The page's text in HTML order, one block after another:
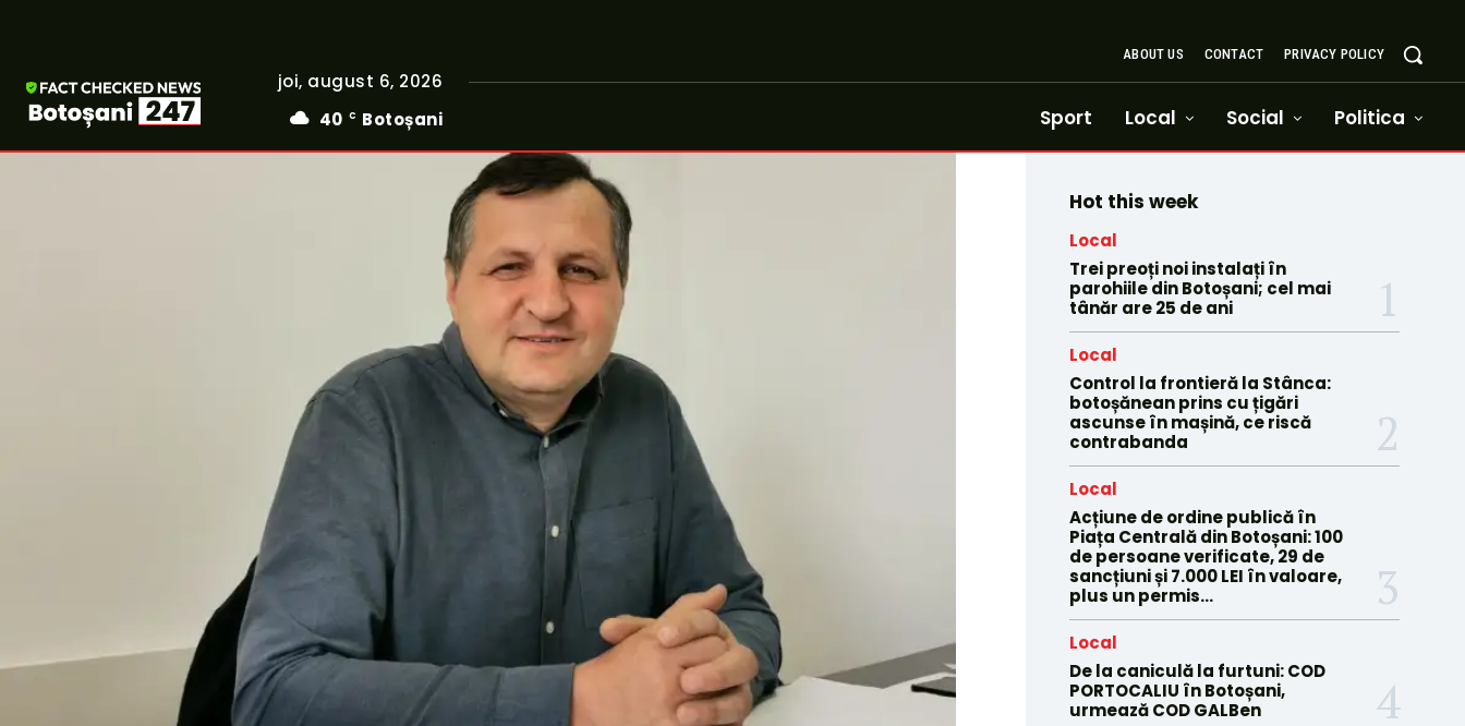
joi, august 6, 2026
40 C Botoșani
ABOUT US CONTACT PRIVACY POLICY
Sport Local Social Politica
Hot this week
Local
Trei preoți noi instalați în
parohiile din Botoșani; cel mai
tânăr are 25 de ani
Local
Control la frontieră la Stânca:
botoșănean prins cu țigări
ascunse în mașină, ce riscă
contrabanda
Local
Acțiune de ordine publică în
Piața Centrală din Botoșani: 100
de persoane verificate, 29 de
sancțiuni și 7.000 LEI în valoare,
plus un permis...
Local
De la caniculă la furtuni: COD
PORTOCALIU în Botoșani,
urmează COD GALBen